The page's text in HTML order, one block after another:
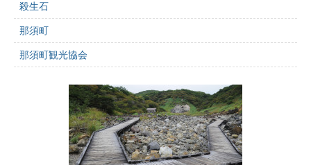
殺生石
那須町
那須町観光協会